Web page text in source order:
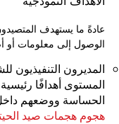
عادةً ما يستهدف
الوصول إلى معلومات أو
المديرون التنفيذيون
المستوى أهدافًا
الحساسة ووضعهم
هجوم هجمات صيد